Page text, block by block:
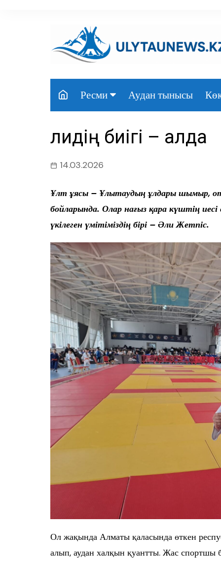
Ресми
Үкімет
Парламент
Аудан тынысы
Әлидің биігі – алда
14.03.2026
Ұлт ұясы – Ұлытаудың ұлдары шымыр,
бойларында. Олар нағыз қара күштің иесі
үкілеген үмітіміздің бірі – Әли Жетпіс.
Ол жақында Алматы қаласында өткен
алып, аудан халқын қуантты. Жас спортшы